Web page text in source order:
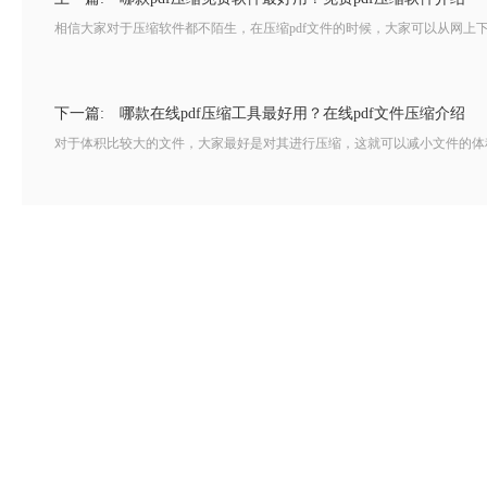
相信大家对于压缩软件都不陌生，在压缩pdf文件的时候，大家可以从网
下一篇: 哪款在线pdf压缩工具最好用？在线pdf文件压缩介绍
对于体积比较大的文件，大家最好是对其进行压缩，这就可以减小文件的